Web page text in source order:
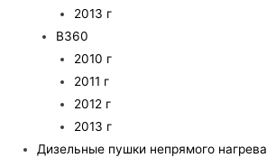
2013 г
B360
2010 г
2011 г
2012 г
2013 г
Дизельные пушки непрямого нагрева